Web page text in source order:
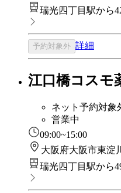
瑞光四丁目駅から
予約対象外 詳細
江口橋コスモ
ネット予約対象
営業中
09:00~15:00
大阪府大阪市東淀
瑞光四丁目駅から